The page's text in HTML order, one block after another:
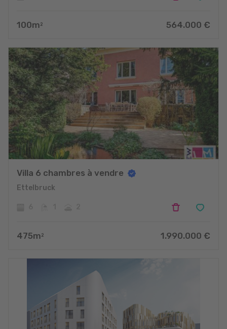
100m 2 564.000 €
Villa 6 chambres à vendre
Ettelbruck
475m 2 1.990.000 €